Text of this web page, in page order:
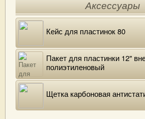
Аксессуары
Кейс для пластинок 80
Пакет для пластинки 12"
полиэтиленовый
Щетка карбоновая